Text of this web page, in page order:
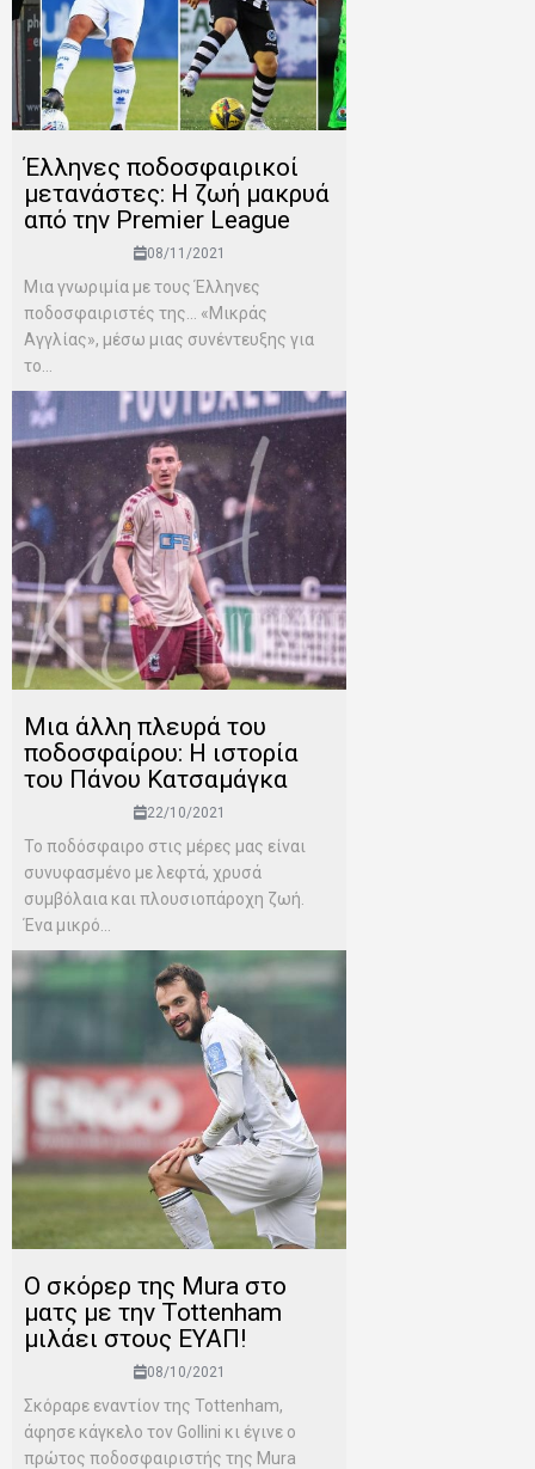
Έλληνες ποδοσφαιρικοί
μετανάστες: Η ζωή μακρυά
από την Premier League
08/11/2021
Μια γνωριμία με τους Έλληνες
ποδοσφαιριστές της… «Μικράς
Αγγλίας», μέσω μιας συνέντευξης για
το...
Μια άλλη πλευρά του
ποδοσφαίρου: Η ιστορία
του Πάνου Κατσαμάγκα
22/10/2021
Το ποδόσφαιρο στις μέρες μας είναι
συνυφασμένο με λεφτά, χρυσά
συμβόλαια και πλουσιοπάροχη ζωή.
Ένα μικρό...
Ο σκόρερ της Mura στο
ματς με την Tottenham
μιλάει στους ΕΥΑΠ!
08/10/2021
Σκόραρε εναντίον της Tottenham,
άφησε κάγκελο τον Gollini κι έγινε ο
πρώτος ποδοσφαιριστής της Mura